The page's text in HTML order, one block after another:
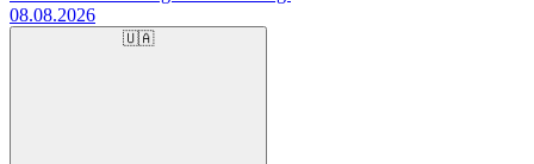
08.08.2026
🇺🇦